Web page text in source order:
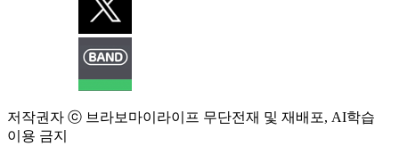
저작권자 ⓒ 브라보마이라이프 무단전재 및 재배포, AI학습
이용 금지